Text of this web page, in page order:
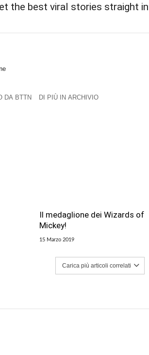
the best viral stories straight
DA BTTN DI PIÙ IN ARCHIVIO
Il medaglione dei Wizards of
Mickey!
15 Marzo 2019
Carica più articoli correlati